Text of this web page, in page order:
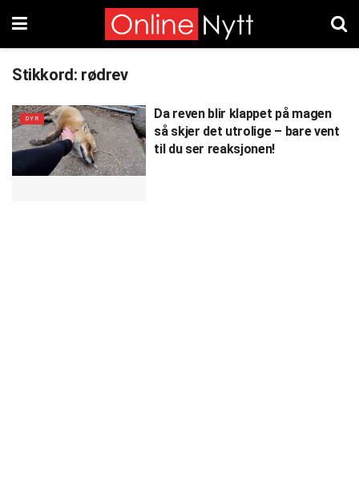
Stikkord: rødrev
DYR
Da reven blir klappet på magen
så skjer det utrolige – bare vent
til du ser reaksjonen!